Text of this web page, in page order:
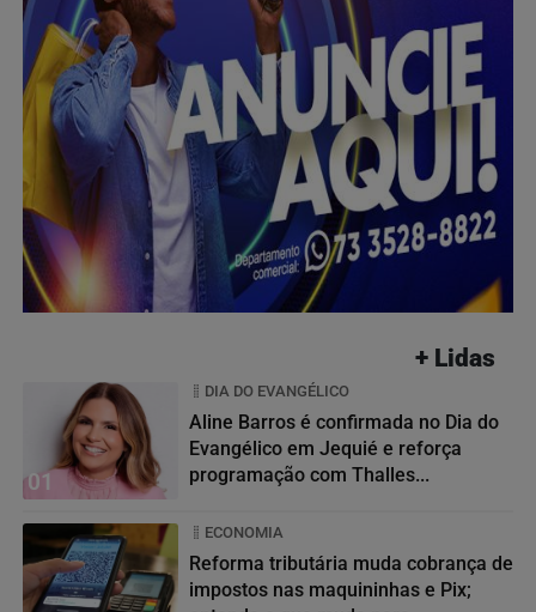
+ Lidas
01
DIA DO EVANGÉLICO
Aline Barros é confirmada no Dia do
Evangélico em Jequié e reforça
programação com Thalles...
ECONOMIA
Reforma tributária muda cobrança de
impostos nas maquininhas e Pix;